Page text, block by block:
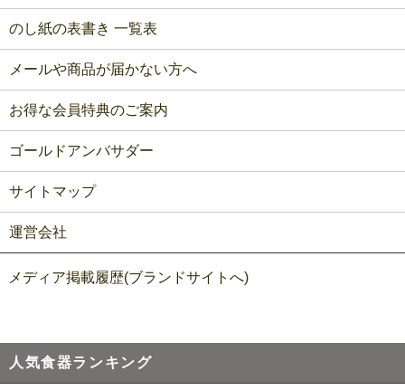
のし紙の表書き 一覧表
メールや商品が届かない方へ
お得な会員特典のご案内
ゴールドアンバサダー
サイトマップ
運営会社
メディア掲載履歴(ブランドサイトへ)
人気食器ランキング